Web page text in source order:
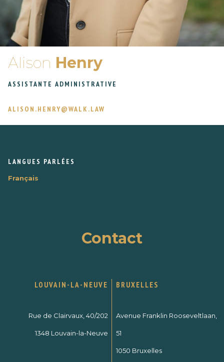
Alison Henry
ASSISTANTE ADMINISTRATIVE
ALISON.HENRY@WALK.LAW
LANGUES PARLÉES
Français
Contact
LOUVAIN-LA-NEUVE
Rue de Clairvaux, 40/202
1348 Louvain-la-Neuve
BRUXELLES
Avenue Franklin Rooseveltlaan,
51
1050 Bruxelles